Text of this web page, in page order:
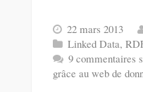
22 mars 2013
Linked Data,
9 commentaires
grâce au web de